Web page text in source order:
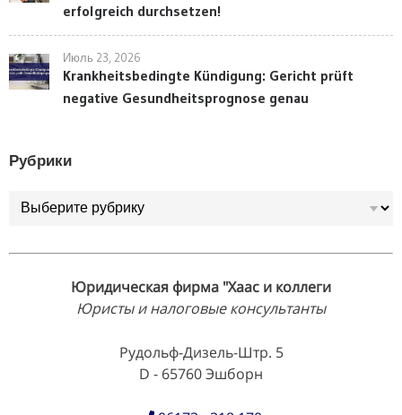
erfolgreich durchsetzen!
Июль 23, 2026
Krankheitsbedingte Kündigung: Gericht prüft
negative Gesundheitsprognose genau
Рубрики
Рубрики
Юридическая фирма "Хаас и коллеги
Юристы и налоговые консультанты
Рудольф-Дизель-Штр. 5
D - 65760 Эшборн